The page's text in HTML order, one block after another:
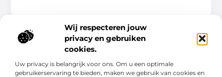
Wij respecteren jouw
privacy en gebruiken
cookies.
Uw privacy is belangrijk voor ons. Om u een optimale
gebruikerservaring te bieden, maken we gebruik van cookies en